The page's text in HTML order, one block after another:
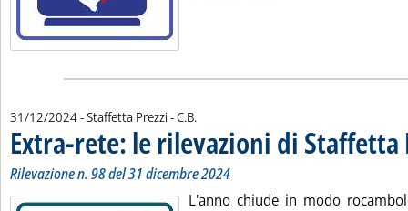
31/12/2024- Staffetta Prezzi -di:
C.B.
Extra-rete: le rilevazioni di Staffetta
Rilevazione n. 98 del 31 dicembre 2024
L'anno chiude in modo